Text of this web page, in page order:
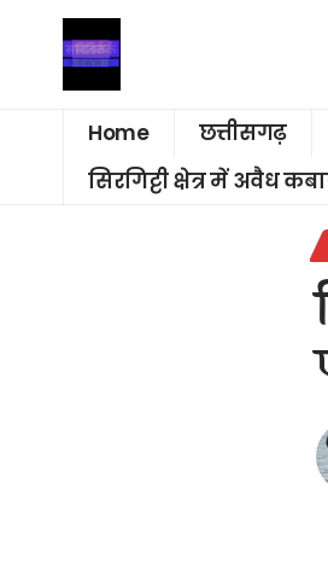
Home छत्तीसगढ़
सिरगिट्टी क्षेत्र में अवैध